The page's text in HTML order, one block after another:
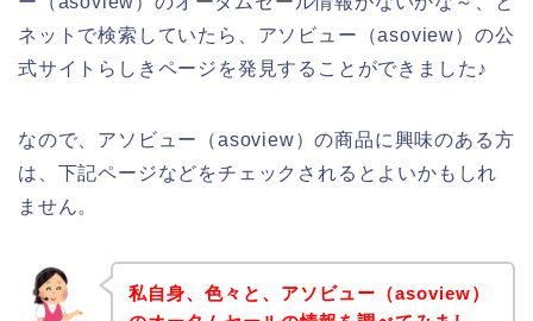
ネットで検索していたら、アソビュー（asoview）の公
式サイトらしきページを発見することができました♪
なので、アソビュー（asoview）の商品に興味のある方
は、下記ページなどをチェックされるとよいかもしれ
ません。
私自身、色々と、アソビュー（asoview）